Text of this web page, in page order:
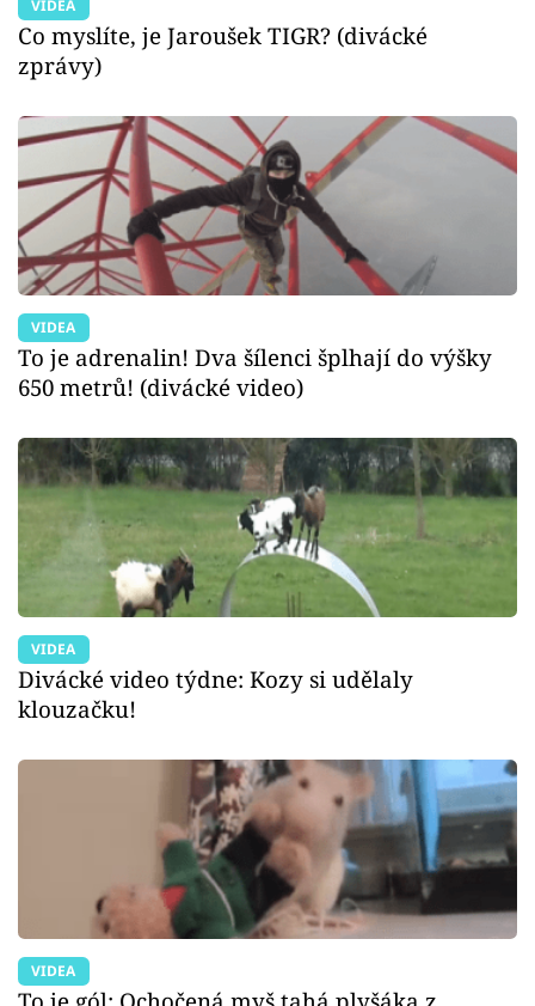
VIDEA
Co myslíte, je Jaroušek TIGR? (divácké
zprávy)
VIDEA
To je adrenalin! Dva šílenci šplhají do výšky
650 metrů! (divácké video)
VIDEA
Divácké video týdne: Kozy si udělaly
klouzačku!
VIDEA